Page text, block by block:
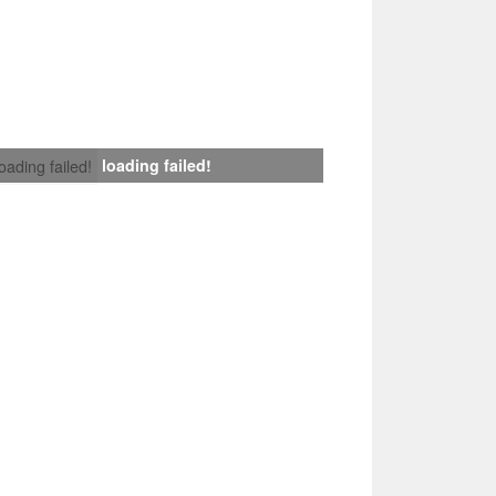
failed! loading failed!